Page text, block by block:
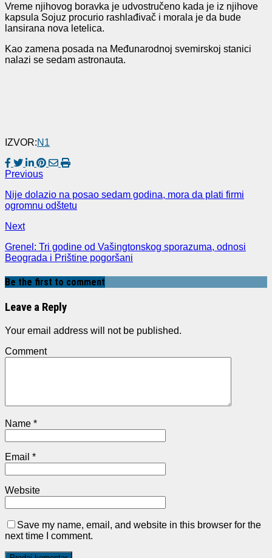
Vreme njihovog boravka je udvostručeno kada je iz njihove
kapsula Sojuz procurio rashlađivač i morala je da bude
lansirana nova letelica.
Kao zamena posada na Međunarodnoj svemirskoj stanici
nalazi se sedam astronauta.
IZVOR:N1
Previous
Nije dolazio na posao sedam godina, mora da plati firmi
ogromnu odštetu
Next
Grenel: Tri godine od Vašingtonskog sporazuma, odnosi
Beograda i Prištine pogoršani
Be the first to comment
Leave a Reply
Your email address will not be published.
Comment
Name *
Email *
Website
Save my name, email, and website in this browser for the
next time I comment.